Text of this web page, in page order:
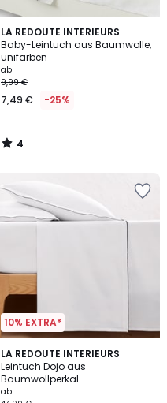
LA REDOUTE INTERIEURS
Baby-Leintuch aus Baumwolle,
unifarben
ab
9,99 €
7,49 € -25%
4
/
5
4
/
10% EXTRA*
LA REDOUTE INTERIEURS
Leintuch Dojo aus
Baumwollperkal
ab
4,3
/ 5